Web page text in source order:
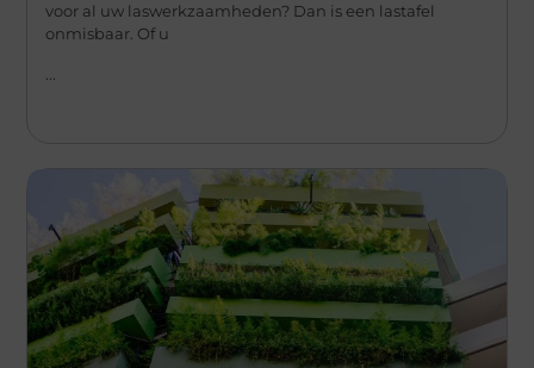
voor al uw laswerkzaamheden? Dan is een lastafel
onmisbaar. Of u